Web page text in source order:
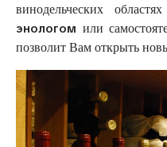
винодельческих
энологом или
позволит Вам открыть